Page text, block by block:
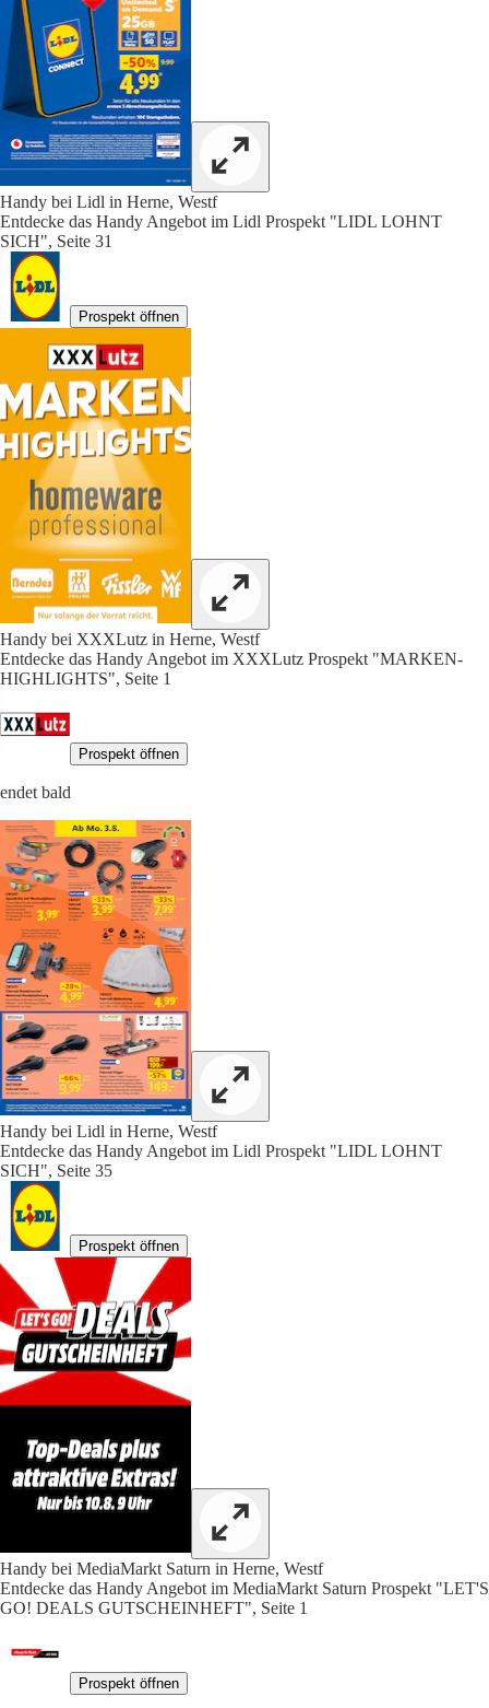
Handy bei Lidl in Herne, Westf
Entdecke das Handy Angebot im Lidl Prospekt "LIDL LOHNT
SICH", Seite 31
Prospekt öffnen
Handy bei XXXLutz in Herne, Westf
Entdecke das Handy Angebot im XXXLutz Prospekt "MARKEN-
HIGHLIGHTS", Seite 1
Prospekt öffnen
endet bald
Handy bei Lidl in Herne, Westf
Entdecke das Handy Angebot im Lidl Prospekt "LIDL LOHNT
SICH", Seite 35
Prospekt öffnen
Handy bei MediaMarkt Saturn in Herne, Westf
Entdecke das Handy Angebot im MediaMarkt Saturn Prospekt "LET'S
GO! DEALS GUTSCHEINHEFT", Seite 1
Prospekt öffnen